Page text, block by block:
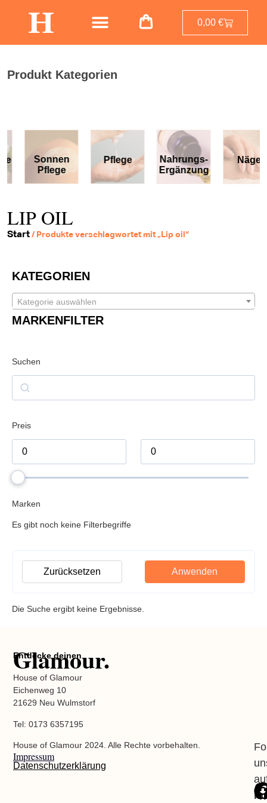
0,00€
Produkt Kategorien
Sonnen
Pflege
Pflege
Nahrungs-
Ergänzung
Nägel
LIP OIL
Start/ Produkte verschlagwortet mit „Lip oil“
KATEGORIEN
Kategorie auswählen
MARKENFILTER
Suchen
Preis
Marken
Es gibt noch keine Filterbegriffe
Anwenden
Zurücksetzen
Die Suche ergibt keine Ergebnisse.
Entdecke deinen
Glamour.
House of Glamour
Eichenweg 10
21629 Neu Wulmstorf
Tel: 0173 6357195
House of Glamour 2024. Alle Rechte vorbehalten.
Impressum
Datenschutzerklärung